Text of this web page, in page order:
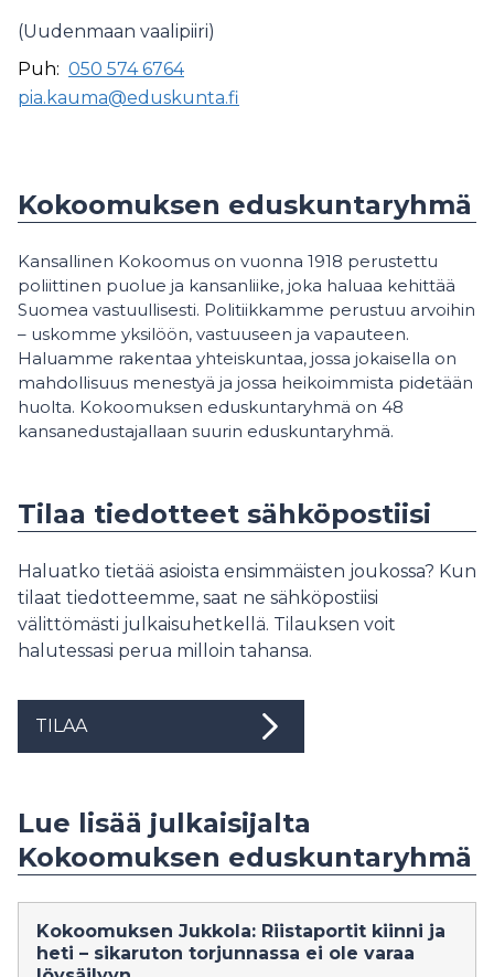
(Uudenmaan vaalipiiri)
Puh: 050 574 6764
pia.kauma@eduskunta.fi
Kokoomuksen eduskuntaryhmä
Kansallinen Kokoomus on vuonna 1918 perustettu
poliittinen puolue ja kansanliike, joka haluaa kehittää
Suomea vastuullisesti. Politiikkamme perustuu arvoihin
– uskomme yksilöön, vastuuseen ja vapauteen.
Haluamme rakentaa yhteiskuntaa, jossa jokaisella on
mahdollisuus menestyä ja jossa heikoimmista pidetään
huolta. Kokoomuksen eduskuntaryhmä on 48
kansanedustajallaan suurin eduskuntaryhmä.
Tilaa tiedotteet sähköpostiisi
Haluatko tietää asioista ensimmäisten joukossa? Kun
tilaat tiedotteemme, saat ne sähköpostiisi
välittömästi julkaisuhetkellä. Tilauksen voit
halutessasi perua milloin tahansa.
TILAA
Lue lisää julkaisijalta
Kokoomuksen eduskuntaryhmä
Kokoomuksen Jukkola: Riistaportit kiinni ja
heti – sikaruton torjunnassa ei ole varaa